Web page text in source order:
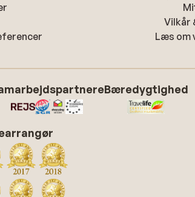
Vilkår
Læs om
Bæredygtighed